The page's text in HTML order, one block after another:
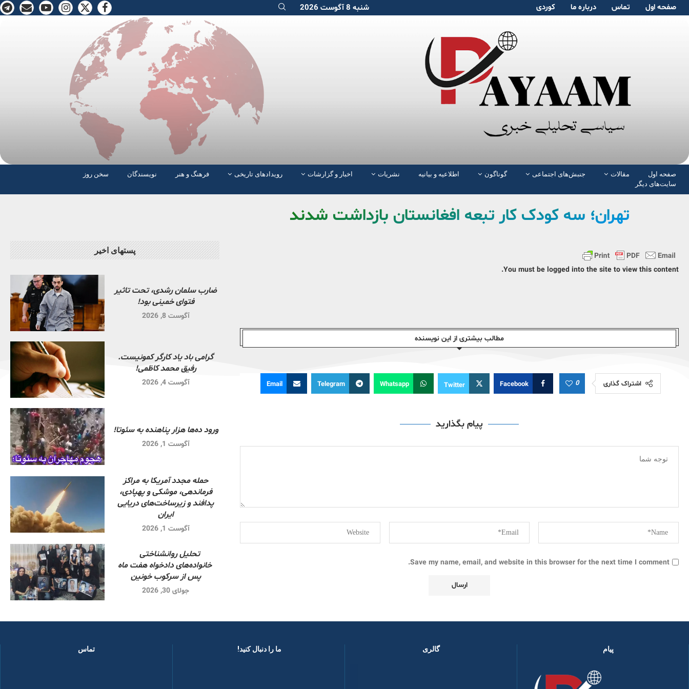
صفحە اول تماس دربارە ما کوردی شنبه 8 آگوست 2026
صفحە اول مقالات جنبش‌های اجتماعی گوناگون اطلاعیه و بیانیه نشریات اخبار و گزارشات رویدادهای تاریخی فرهنگ و هنر نویسندگان
سخن روز
سایت‌های دیگر
تهران؛ سه کودک کار تبعه افغانستان بازداشت شدند
You must be logged into the site to view this content.
مطالب بیشتری از این نویسندە
اشتراک گذاری 0
Facebook
Twitter
Whatsapp
Telegram
Email
پیام بگذارید
Save my name, email, and website in this browser for the next time I comment.
پستهای اخیر
ضارب سلمان رشدی، تحت تاثیر
فتوای خمینی بود!
آگوست 8, 2026
گرامی باد یاد کارگر کمونیست.
رفیق محمد کاظمی!
آگوست 4, 2026
ورود ده‌ها هزار پناهنده به سئوتا!
آگوست 1, 2026
حمله مجدد آمریکا به مراکز
فرماندهی، موشکی و پهپادی،
پدافند و زیرساخت‌های دریایی
ایران
آگوست 1, 2026
تحلیل روانشناختی
خانواده‌های دادخواه هفت ماه
پس از سرکوب خونین
جولای 30, 2026
پیام گالری ما را دنبال کنید! ​ تماس